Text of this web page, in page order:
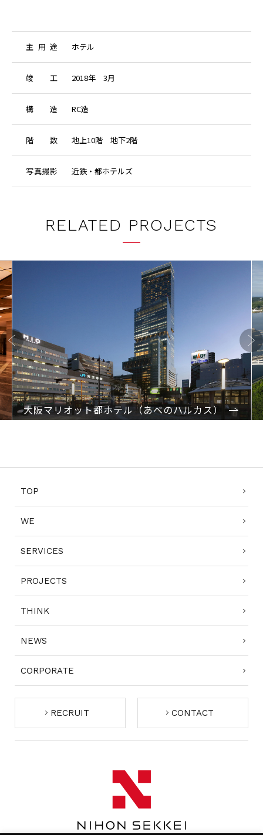
主 用 途 ホテル
竣 工 2018年 3月
構 造 RC造
階 数 地上10階 地下2階
写真撮影 近鉄・都ホテルズ
RELATED PROJECTS
Previo
us
大阪マリオット都ホテル（あべのハルカス）
Next
TOP
WE
SERVICES
PROJECTS
THINK
NEWS
CORPORATE
RECRUIT CONTACT